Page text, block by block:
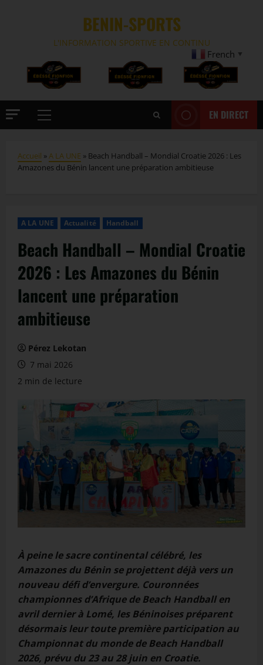
BENIN-SPORTS
L'INFORMATION SPORTIVE EN CONTINU
French ▼
EN DIRECT
Accueil »A LA UNE » Beach Handball – Mondial Croatie 2026 : Les
Amazones du Bénin lancent une préparation ambitieuse
A LA UNE Actualité Handball
Beach Handball – Mondial Croatie
2026 : Les Amazones du Bénin
lancent une préparation
ambitieuse
Pérez Lekotan
7 mai 2026
2 min de lecture
À peine le sacre continental célébré, les
Amazones du Bénin se projettent déjà vers un
nouveau défi d’envergure. Couronnées
championnes d’Afrique de Beach Handball en
avril dernier à Lomé, les Béninoises préparent
désormais leur toute première participation au
Championnat du monde de Beach Handball
2026, prévu du 23 au 28 juin en Croatie.